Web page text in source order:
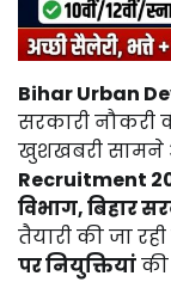
Bihar Urban
सरकारी नौकरी
खुशखबरी सामने
Recruitment
विभाग, बिहार
तैयारी की जा
पर नियुक्तियांकी